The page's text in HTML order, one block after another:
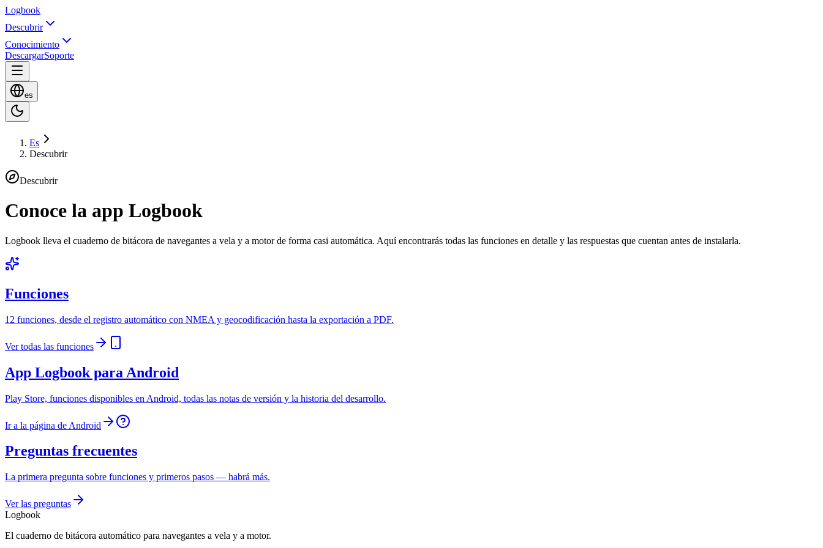
Logbook
Descubrir
Conocimiento
DescargarSoporte
es
Es
Descubrir
Descubrir
Conoce la app Logbook
Logbook lleva el cuaderno de bitácora de navegantes a vela y a motor de forma casi automática. Aquí encontrarás todas las funciones en detalle y las respuestas que cuentan antes de instalarla.
Funciones
12 funciones, desde el registro automático con NMEA y geocodificación hasta la exportación a PDF.
Ver todas las funciones
App Logbook para Android
Play Store, funciones disponibles en Android, todas las notas de versión y la historia del desarrollo.
Ir a la página de Android
Preguntas frecuentes
La primera pregunta sobre funciones y primeros pasos — habrá más.
Ver las preguntas
Logbook
El cuaderno de bitácora automático para navegantes a vela y a motor.